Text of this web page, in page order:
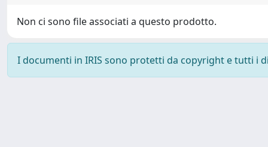
Non ci sono file associati a questo prodotto.
I documenti in IRIS sono protetti da copyright e tutti i